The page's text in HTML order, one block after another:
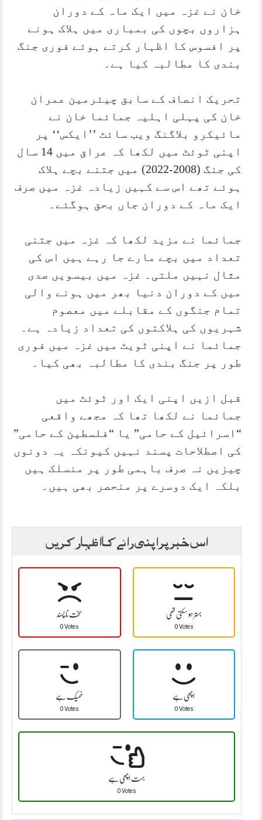
خان نے غزہ میں ایک ماہ کے دوران
ہزاروں بچوں کی بمباری میں ہلاک ہونے
پر افسوس کا اظہار کرتے ہوئے فوری جنگ
بندی کا مطالبہ کیا ہے۔
تحریک انصاف کے سابق چیئرمین عمران
خان کی پہلی اہلیہ جمائما خان نے
مائیکرو بلاگنگ ویب سائٹ ’’ایکس‘‘ پر
اپنی ٹوئٹ میں لکھا کہ عراق میں 14 سال
کی جنگ (2008-2022) میں جتنے بچے ہلاک
ہوئے تھے اس سے کہیں زیادہ غزہ میں صرف
ایک ماہ کے دوران جاں بحق ہوگئے۔
جمائما نے مزید لکھا کہ غزہ میں جتنی
تعداد میں بچے مارے جا رہے ہیں اس کی
مثال نہیں ملتی۔ غزہ میں بیسویں صدی
میں کے دوران دنیا بھر میں ہونے والی
تمام جنگوں کے مقابلے میں معصوم
شہریوں کی ہلاکتوں کی تعداد زیادہ ہے۔
جمائما نے اپنی ٹویٹ میں غزہ میں فوری
طور پر جنگ بندی کا مطالبہ بھی کیا۔
قبل ازیں اپنی ایک اور ٹوئٹ میں
جمائما نے لکھا تھا کہ مجھے واقعی
“اسرائیل کے حامی” یا “فلسطین کے حامی”
کی اصطلاحات پسند نہیں کیونکہ یہ دونوں
چیزیں نہ صرف باہمی طور پر منسلک ہیں
بلکہ ایک دوسرے پر منحصر بھی ہیں۔
اس خبر پر اپنی رائے کا اظہار کریں
سخت نا پسند
0 Votes
بہتر ہو سکتی تھی
0 Votes
ٹھیک ہے
0 Votes
اچھی ہے
0 Votes
بہت اچھی ہے
0 Votes